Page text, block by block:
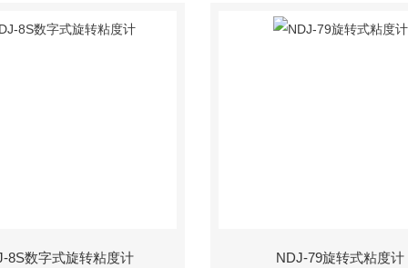
8S数字式旋转粘度计 NDJ-79旋转式粘度计